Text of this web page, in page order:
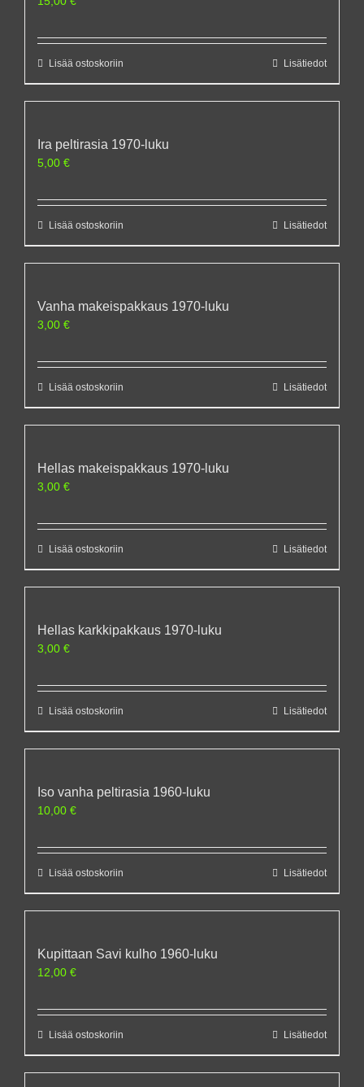
Lisää ostoskoriin Lisätiedot
Ira peltirasia 1970-luku
5,00 €
Lisää ostoskoriin Lisätiedot
Vanha makeispakkaus 1970-luku
3,00 €
Lisää ostoskoriin Lisätiedot
Hellas makeispakkaus 1970-luku
3,00 €
Lisää ostoskoriin Lisätiedot
Hellas karkkipakkaus 1970-luku
3,00 €
Lisää ostoskoriin Lisätiedot
Iso vanha peltirasia 1960-luku
10,00 €
Lisää ostoskoriin Lisätiedot
Kupittaan Savi kulho 1960-luku
12,00 €
Lisää ostoskoriin Lisätiedot